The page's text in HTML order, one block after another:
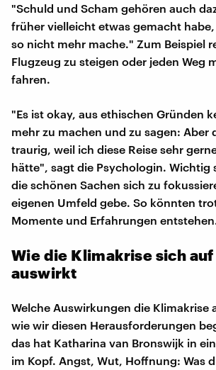
"Schuld und Scham gehören auch
früher vielleicht etwas gemacht
so nicht mehr mache." Zum Beispiel
Flugzeug zu steigen oder jeden Weg
fahren.
"Es ist okay, aus ethischen Gründen
mehr zu machen und zu sagen: Aber
traurig, weil ich diese Reise sehr
hätte", sagt die Psychologin. Wichtig
die schönen Sachen sich zu
eigenen Umfeld gebe. So könnten
Momente und Erfahrungen entstehen.
Wie die Klimakrise sich auf
auswirkt
Welche Auswirkungen die Klimakrise
wie wir diesen Herausforderungen
das hat Katharina van Bronswijk in
im Kopf. Angst, Wut, Hoffnung: Was